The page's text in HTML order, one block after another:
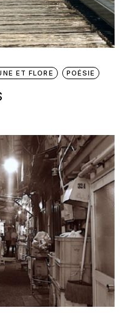
ET FLORE POÉSIE